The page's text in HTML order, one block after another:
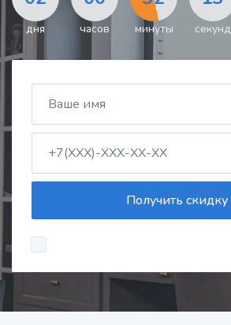
дня часов минуты секунд
Получить скидку